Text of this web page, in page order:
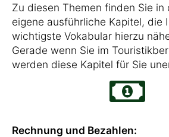
Zu diesen Themen finden Sie in
eigene ausführliche Kapitel, die
wichtigste Vokabular hierzu
Gerade wenn Sie im
werden diese Kapitel für Sie
Rechnung und Bezahlen: